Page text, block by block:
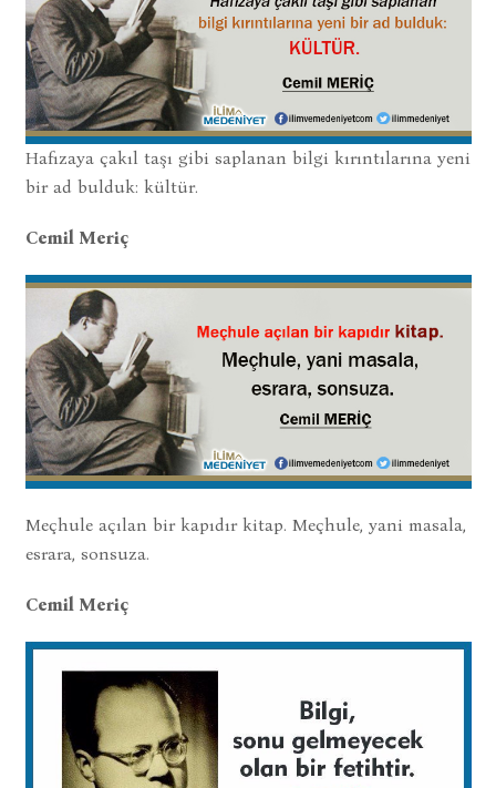
Hafızaya çakıl taşı gibi saplanan bilgi kırıntılarına yeni
bir ad bulduk: kültür.
Cemil Meriç
Meçhule açılan bir kapıdır kitap. Meçhule, yani masala,
esrara, sonsuza.
Cemil Meriç